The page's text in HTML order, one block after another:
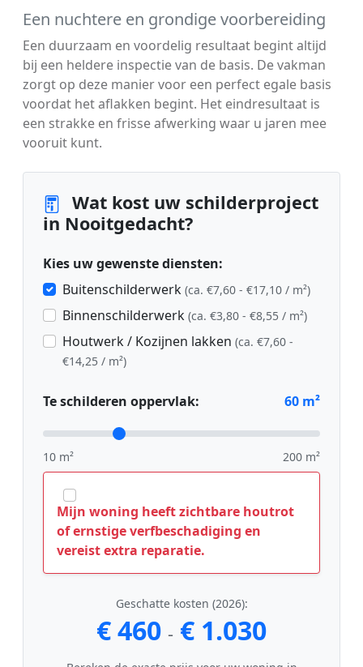
Een nuchtere en grondige voorbereiding
Een duurzaam en voordelig resultaat begint altijd
bij een heldere inspectie van de basis. De vakman
zorgt op deze manier voor een perfect egale basis
voordat het aflakken begint. Het eindresultaat is
een strakke en frisse afwerking waar u jaren mee
vooruit kunt.
Wat kost uw schilderproject
in Nooitgedacht?
Kies uw gewenste diensten:
Buitenschilderwerk (ca. €7,60 - €17,10 / m²)
Binnenschilderwerk (ca. €3,80 - €8,55 / m²)
Houtwerk / Kozijnen lakken (ca. €7,60 -
€14,25 / m²)
Te schilderen oppervlak: 60 m²
10 m² 200 m²
Mijn woning heeft zichtbare houtrot
of ernstige verfbeschadiging en
vereist extra reparatie.
Geschatte kosten (2026):
€ 460 - € 1.030